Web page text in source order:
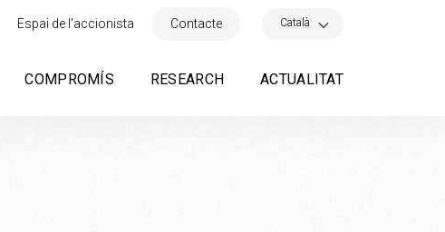
Espai de l'accionista Contacte Català
COMPROMÍS RESEARCH ACTUALITAT